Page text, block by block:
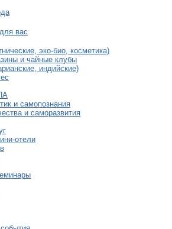
вас
эко-био, косметика)
и чайные клубы
индийские)
и самопознания
и саморазвития
отели